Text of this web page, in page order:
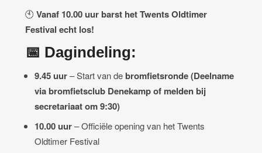
🕙Vanaf 10.00 uur barst het Twents Oldtimer
Festival echt los!
📅 Dagindeling:
9.45 uur– Start van de bromfietsronde (Deelname
via bromfietsclub Denekamp of melden bij
secretariaat om 9:30)
10.00 uur– Officiële opening van het Twents
Oldtimer Festival